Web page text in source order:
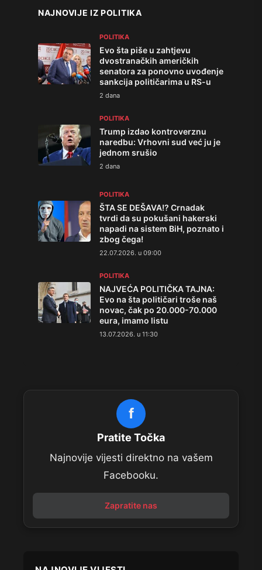
NAJNOVIJE IZ POLITIKA
POLITIKA
Evo šta piše u zahtjevu
dvostranačkih američkih
senatora za ponovno uvođenje
sankcija političarima u RS-u
2 dana
POLITIKA
Trump izdao kontroverznu
naredbu: Vrhovni sud već ju je
jednom srušio
2 dana
POLITIKA
ŠTA SE DEŠAVA!? Crnadak
tvrdi da su pokušani hakerski
napadi na sistem BiH, poznato i
zbog čega!
22.07.2026. u 09:00
POLITIKA
NAJVEĆA POLITIČKA TAJNA:
Evo na šta političari troše naš
novac, čak po 20.000-70.000
eura, imamo listu
13.07.2026. u 11:30
f
Pratite Točka
Najnovije vijesti direktno na vašem
Facebooku.
Zapratite nas